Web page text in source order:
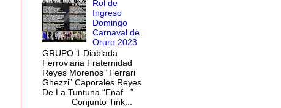
Rol de
Ingreso
Domingo
Carnaval de
Oruro 2023
GRUPO 1 Diablada
Ferroviaria Fraternidad
Reyes Morenos “Ferrari
Ghezzi” Caporales Reyes
De La Tuntuna “Enaf ”
Conjunto Tink...